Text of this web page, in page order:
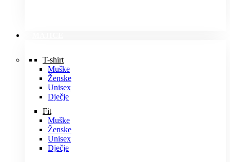
T-shirt
Muške
Ženske
Unisex
Dječje
Fit
Muške
Ženske
Unisex
Dječje